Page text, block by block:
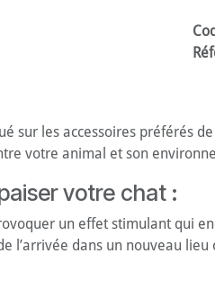
sur les accessoires préférés
votre animal et son
votre chat :
un effet stimulant qui
dans un nouveau lieu